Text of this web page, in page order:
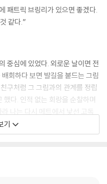
배치할 인원을 늘리거나 줄이기도
, A(중세)구역!” 그가 곧 외친
)!”, “F(아시아)!”, “I(19세기)!”,
된 지금은 매주 수요일로 정기
리며 돌아다니는 관람객도 없
로 나온다. 메트는 2천 명 이상의
이들이 제 물을 만난 듯하다. 큐
예술품이 실린 카트를 이리저
믿고 편안해 보이는 보존가들의
는” 그 어떠한 일도 할 수 없을
고 어머니와 미술관을 방문했던
조용히 서서 관람객들을 지켜보
는 세상에서 빠져나와 자신이
일을 하며 스스로를 그저 놓아두
메트로폴리탄 미술관의 경비원
.
패트릭 브링리가 있으면 좋겠다.
같다.”
중심에 있었다. 외로운 날이면 전
회하다 보면 발길을 붙드는 그림
구처럼 그 그림과의 관계를 정립
다. 인적 없는 회랑을 순찰하며
나는 다시 메트에서 낯선 고독
책은 미술관의 그림을 지킨 이야
소중한 부분을 경호한 이야기일
』 저자)
기